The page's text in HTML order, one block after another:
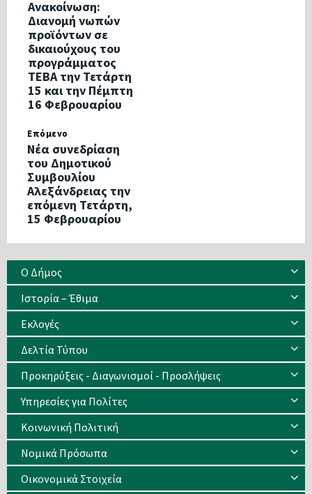
Ανακοίνωση:
Διανομή νωπών
προϊόντων σε
δικαιούχους του
προγράμματος
ΤΕΒΑ την Τετάρτη
15 και την Πέμπτη
16 Φεβρουαρίου
Επόμενο
Νέα συνεδρίαση
του Δημοτικού
Συμβουλίου
Αλεξάνδρειας την
επόμενη Τετάρτη,
15 Φεβρουαρίου
Ο Δήμος
Ιστορία – Έθιμα
Eκλογές
Δελτία Τύπου
Προκηρύξεις - Διαγωνισμοί - Προσλήψεις
Υπηρεσίες για Πολίτες
Κοινωνική Πολιτική
Νομικά Πρόσωπα
Οικονομικά Στοιχεία